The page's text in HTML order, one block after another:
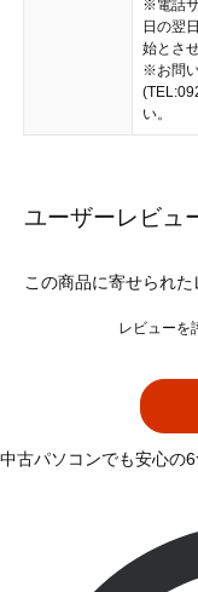
※電話
日の翌
始とさ
※お問
い。
ユーザーレビュ
この商品に寄せられた
レビューを
中古パソコンでも安心の